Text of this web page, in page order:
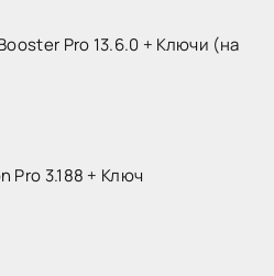
Pro 13.6.0 + Ключи (на
Pro 3.188 + Ключ